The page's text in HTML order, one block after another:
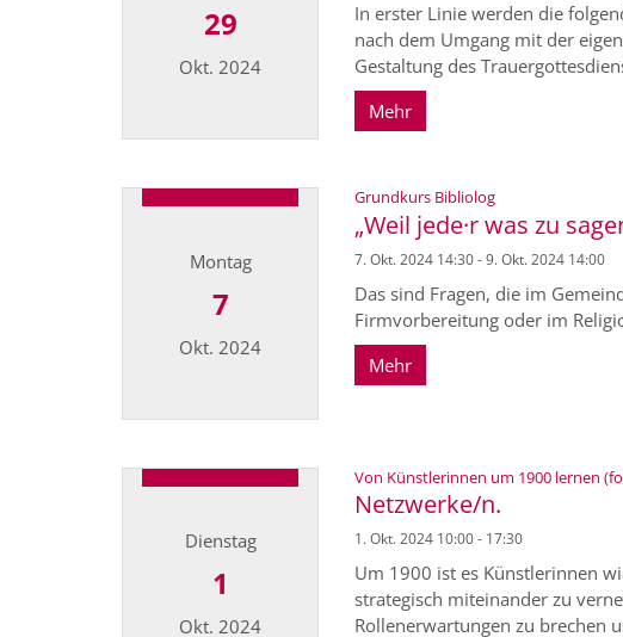
29
Okt. 2024
In erster Linie werden die
nach dem Umgang mit der
Gestaltung des
Mehr
Montag
7
Okt. 2024
Grundkurs Bibliolog:
„Weil jede·r was zu
7. Okt. 2024 14:30 - 9. Okt. 2024 14:00
Das sind Fragen, die im
Firmvorbereitung oder im
Mehr
Dienstag
1
Okt. 2024
Von Künstlerinnen um 1900 lernen
Netzwerke/n.
1. Okt. 2024 10:00 - 17:30
Um 1900 ist es Künstlerinnen
strategisch miteinander zu
Rollenerwartungen zu brechen